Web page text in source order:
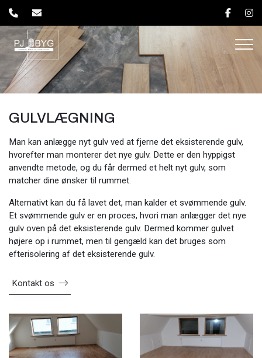
Gå
hovedindhold
GULVLÆGNING
Man kan anlægge nyt gulv ved at fjerne det eksisterende gulv,
hvorefter man monterer det nye gulv. Dette er den hyppigst
anvendte metode, og du får dermed et helt nyt gulv, som
matcher dine ønsker til rummet.
Alternativt kan du få lavet det, man kalder et svømmende gulv.
Et svømmende gulv er en proces, hvori man anlægger det nye
gulv oven på det eksisterende gulv. Dermed kommer gulvet
højere op i rummet, men til gengæld kan det bruges som
efterisolering af det eksisterende gulv.
Kontakt os